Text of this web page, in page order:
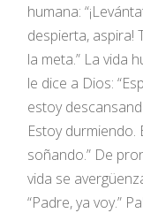
humana:
despierta, aspira!
la meta.” La vida
le dice a Dios:
estoy
Estoy durmiendo.
soñando.” De
vida se
“Padre, ya voy.”